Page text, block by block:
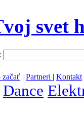
svet
začať | Partneri | Kontakt
Dance